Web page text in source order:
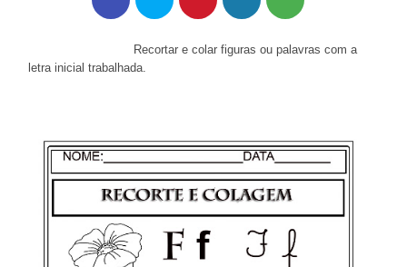
Recortar e colar figuras ou palavras com a
letra inicial trabalhada.